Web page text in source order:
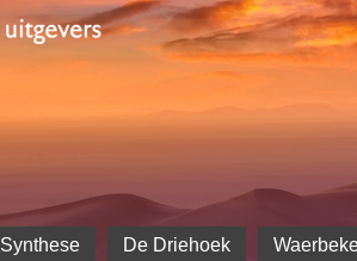
Synthese De Driehoek